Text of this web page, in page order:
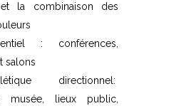
la combinaison des
: conférences,
salons
directionnel:
musée, lieux public,